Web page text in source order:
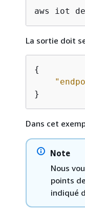
aws iot
La sortie doit
{
}
Dans cet
Note
Nous
points
indiqué